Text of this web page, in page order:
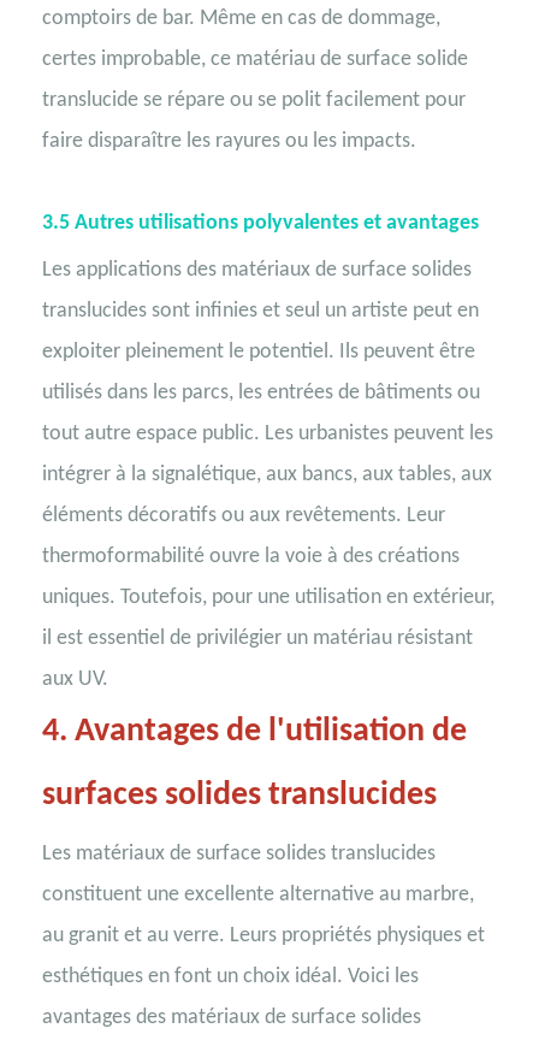
comptoirs de bar. Même en cas de dommage,
certes improbable, ce matériau de surface solide
translucide se répare ou se polit facilement pour
faire disparaître les rayures ou les impacts.
3.5 Autres utilisations polyvalentes et avantages
Les applications des matériaux de surface solides
translucides sont infinies et seul un artiste peut en
exploiter pleinement le potentiel. Ils peuvent être
utilisés dans les parcs, les entrées de bâtiments ou
tout autre espace public. Les urbanistes peuvent les
intégrer à la signalétique, aux bancs, aux tables, aux
éléments décoratifs ou aux revêtements. Leur
thermoformabilité ouvre la voie à des créations
uniques. Toutefois, pour une utilisation en extérieur,
il est essentiel de privilégier un matériau résistant
aux UV.
4. Avantages de l'utilisation de
surfaces solides translucides
Les matériaux de surface solides translucides
constituent une excellente alternative au marbre,
au granit et au verre. Leurs propriétés physiques et
esthétiques en font un choix idéal. Voici les
avantages des matériaux de surface solides